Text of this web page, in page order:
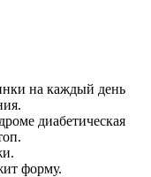
на каждый день
диабетическая
форму.